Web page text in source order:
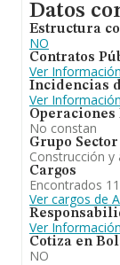
Datos
Estructura
NO
Contratos
Ver Información
Incidencias
Ver Información
No constan
Grupo Sector
Construcción y
Cargos
Encontrados
Ver cargos de
Ver Información
Cotiza en
NO